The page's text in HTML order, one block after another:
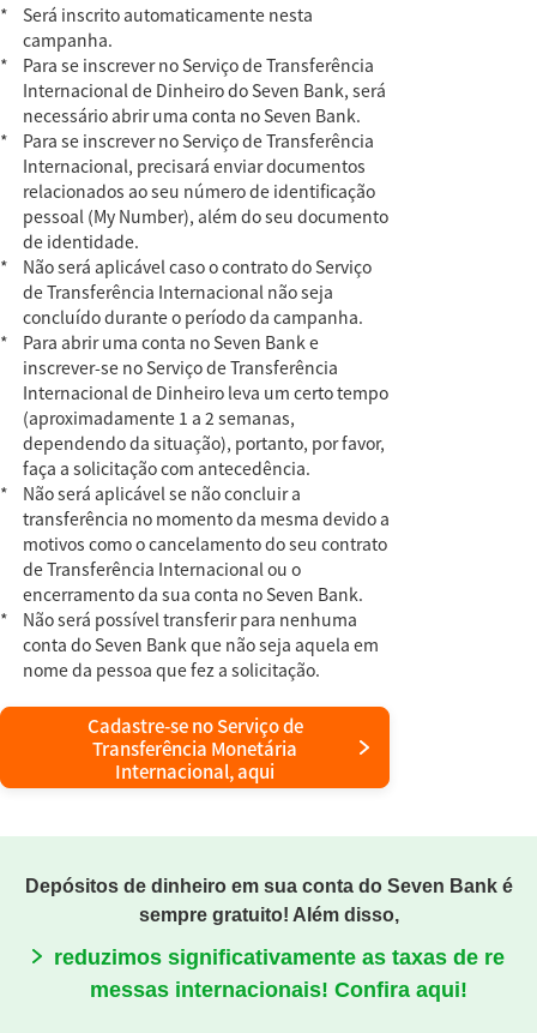
*
Será inscrito automaticamente nesta
campanha.
*
Para se inscrever no Serviço de Transferência
Internacional de Dinheiro do Seven Bank, será
necessário abrir uma conta no Seven Bank.
*
Para se inscrever no Serviço de Transferência
Internacional, precisará enviar documentos
relacionados ao seu número de identificação
pessoal (My Number), além do seu documento
de identidade.
*
Não será aplicável caso o contrato do Serviço
de Transferência Internacional não seja
concluído durante o período da campanha.
*
Para abrir uma conta no Seven Bank e
inscrever-se no Serviço de Transferência
Internacional de Dinheiro leva um certo tempo
(aproximadamente 1 a 2 semanas,
dependendo da situação), portanto, por favor,
faça a solicitação com antecedência.
*
Não será aplicável se não concluir a
transferência no momento da mesma devido a
motivos como o cancelamento do seu contrato
de Transferência Internacional ou o
encerramento da sua conta no Seven Bank.
*
Não será possível transferir para nenhuma
conta do Seven Bank que não seja aquela em
nome da pessoa que fez a solicitação.
Cadastre-se no Serviço de
Transferência Monetária
Internacional, aqui
Depósitos de dinheiro em sua conta do Seven Bank é
sempre gratuito! Além disso,
reduzimos significativamente as taxas de re
messas internacionais! Confira aqui!